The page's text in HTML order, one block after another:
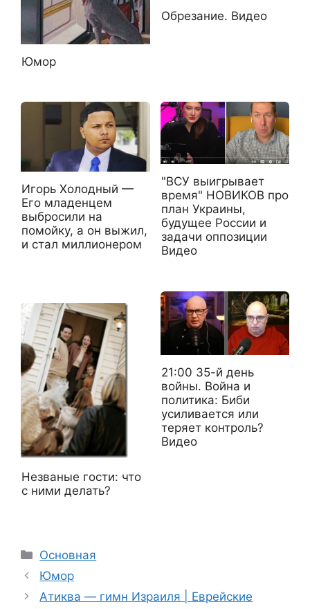
Юмор
Обрезание. Видео
Игорь Холодный —
Его младенцем
выбросили на
помойку, а он выжил,
и стал миллионером
"ВСУ выигрывает
время" НОВИКОВ про
план Украины,
будущее России и
задачи оппозиции
Видео
Незваные гости: что
с ними делать?
21:00 35-й день
войны. Война и
политика: Биби
усиливается или
теряет контроль?
Видео
Рубрики
Основная
Юмор
Атиква — гимн Израиля | Еврейские